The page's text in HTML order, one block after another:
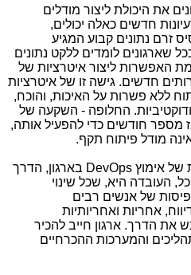
את היכולת ליצור מודלים
חדשים כאלה יכולים,
זרם נתונים קבוע המגיע
שארגונים לומדים ללקט נתונים
האפשרות ליצור איטרציות של
חדשים. גישה זו של איטרציות
ללא פשרות על האיכות, והוכח,
החלופה - השקעה של
מספר חודשים כדי להפעיל אותה,
מודל פיתוח תקף.
של אימוץ DevOps בארגון, הדרך
העובדה היא, שכל שינוי
של אנשים רבים
אחריות ואחריותיות
את הדרך. ארגון חייב להכיר
והמערכות ההכרחיים